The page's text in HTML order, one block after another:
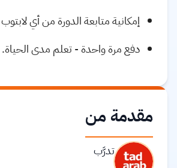
إمكانية متابعة الدورة من أي
دفع مرة واحدة - تعلم مدى الحياة.
مقدمة من
تدرَّب